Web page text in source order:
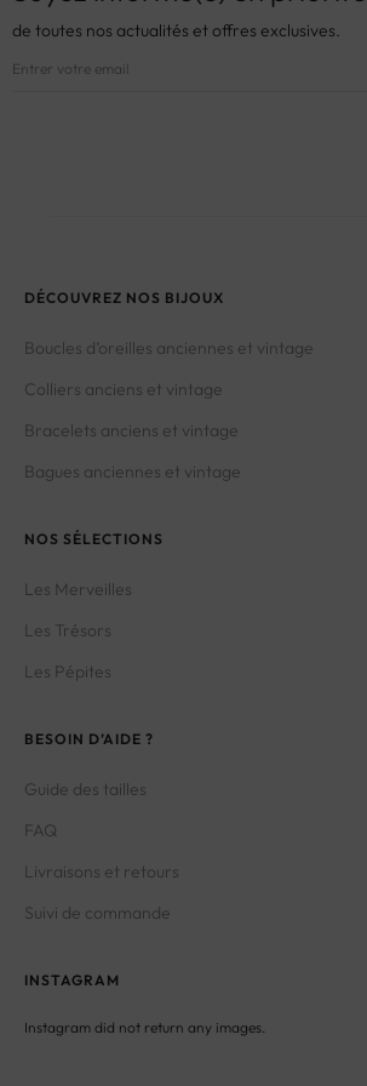
de toutes nos actualités et offres exclusives.
DÉCOUVREZ NOS BIJOUX
Boucles d’oreilles anciennes et vintage
Colliers anciens et vintage
Bracelets anciens et vintage
Bagues anciennes et vintage
NOS SÉLECTIONS
Les Merveilles
Les Trésors
Les Pépites
BESOIN D’AIDE ?
Guide des tailles
FAQ
Livraisons et retours
Suivi de commande
INSTAGRAM
Instagram did not return any images.